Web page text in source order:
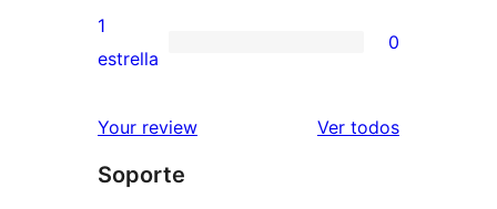
3
estrellas
valoraciones
de
estrellas
0
de
estrellas
1
estrella
0
Your review Ver todoslos
Soporte